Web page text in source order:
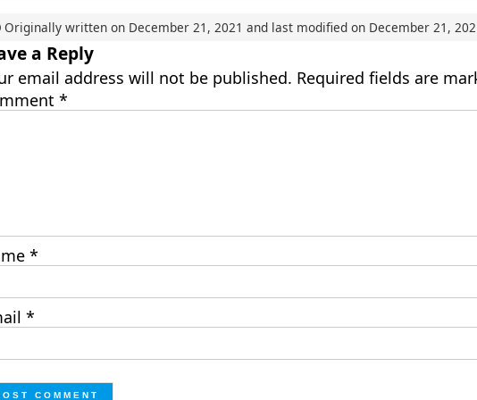
Originally written on December 21, 2021 and last modified on December 21,
a Reply
email address will not be published. Required fields are
*
*
*